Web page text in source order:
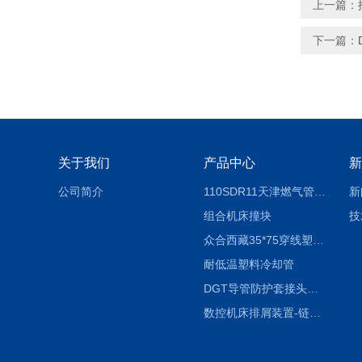
上一篇：
下一篇：
关于我们
公司简介
产品中心
组合机床撞块
耐低温塑料冷却管
DGT导管防护套接头形式与参数
数控机床排屑装置-链板式排屑机